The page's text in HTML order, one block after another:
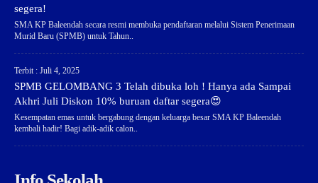
segera!
SMA KP Baleendah secara resmi membuka pendaftaran melalui Sistem Penerimaan
Murid Baru (SPMB) untuk Tahun..
Terbit : Juli 4, 2025
SPMB GELOMBANG 3 Telah dibuka loh ! Hanya ada Sampai
Akhri Juli Diskon 10% buruan daftar segera😍
Kesempatan emas untuk bergabung dengan keluarga besar SMA KP Baleendah
kembali hadir! Bagi adik-adik calon..